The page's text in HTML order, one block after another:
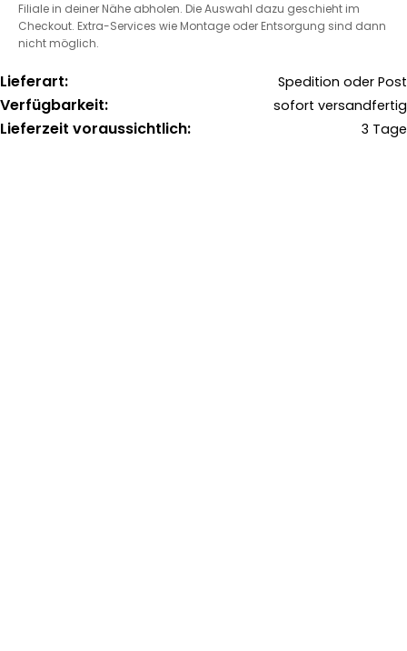
Filiale in deiner Nähe abholen. Die Auswahl dazu geschieht im
Checkout. Extra-Services wie Montage oder Entsorgung sind dann
nicht möglich.
Lieferart: Spedition oder Post
Verfügbarkeit: sofort versandfertig
Lieferzeit voraussichtlich: 3 Tage